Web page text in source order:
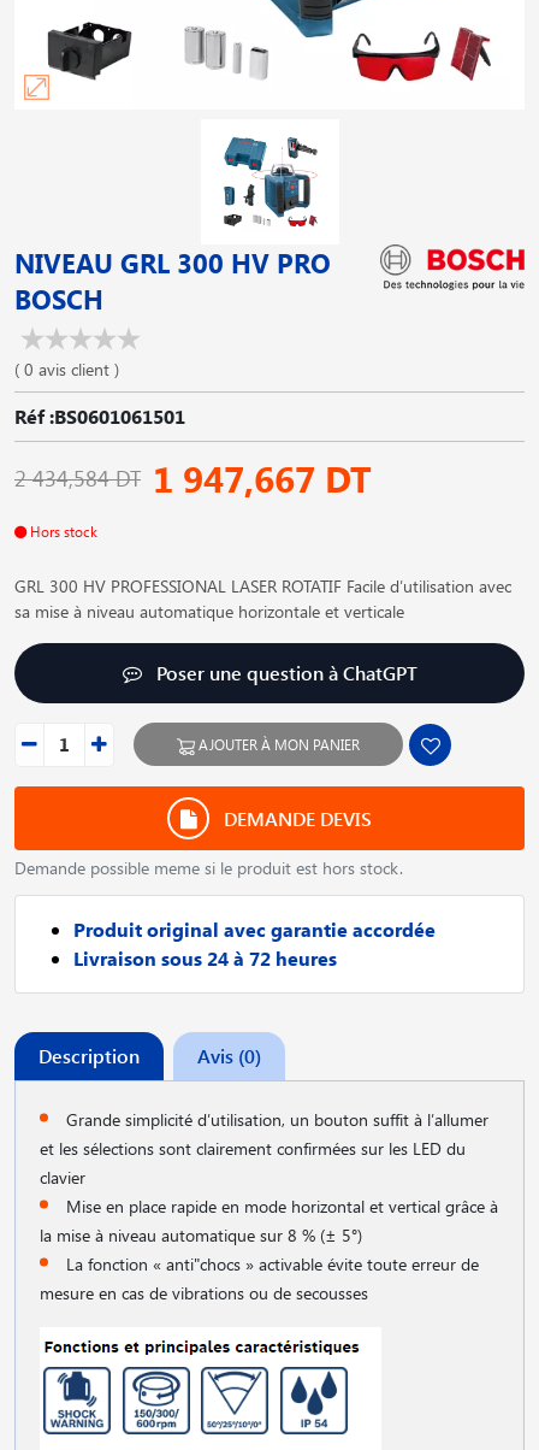
NIVEAU GRL 300 HV PRO
BOSCH
( 0 avis client )
Réf :BS0601061501
2 434,584 DT 1 947,667 DT
Hors stock
GRL 300 HV PROFESSIONAL LASER ROTATIF Facile d′utilisation avec
sa mise à niveau automatique horizontale et verticale
Poser une question à ChatGPT
AJOUTER À MON PANIER
DEMANDE DEVIS
Demande possible meme si le produit est hors stock.
Produit original avec garantie accordée
Livraison sous 24 à 72 heures
Description Avis (0)
Grande simplicité d′utilisation, un bouton suffit à l′allumer
et les sélections sont clairement confirmées sur les LED du
clavier
Mise en place rapide en mode horizontal et vertical grâce à
la mise à niveau automatique sur 8 % (± 5°)
La fonction « anti"chocs » activable évite toute erreur de
mesure en cas de vibrations ou de secousses